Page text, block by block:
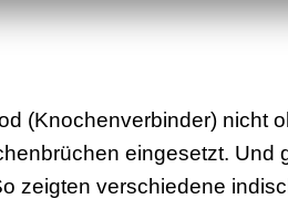
(Knochenverbinder) nicht
eingesetzt. Und
zeigten verschiedene